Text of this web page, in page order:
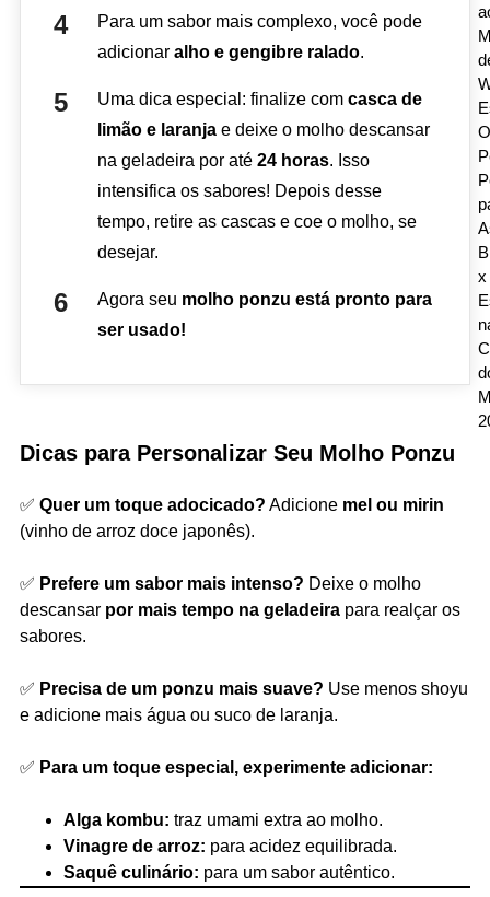
Para um sabor mais complexo, você pode
adicionar alho e gengibre ralado.
Uma dica especial: finalize com casca de
limão e laranjae deixe o molho descansar
na geladeira por até 24 horas. Isso
intensifica os sabores! Depois desse
tempo, retire as cascas e coe o molho, se
desejar.
Agora seu molho ponzu está pronto para
ser usado!
Dicas para Personalizar Seu Molho Ponzu
✅ Quer um toque adocicado? Adicione mel ou mirin
(vinho de arroz doce japonês).
✅ Prefere um sabor mais intenso? Deixe o molho
descansar por mais tempo na geladeirapara realçar os
sabores.
✅ Precisa de um ponzu mais suave? Use menos shoyu
e adicione mais água ou suco de laranja.
✅ Para um toque especial, experimente adicionar:
Alga kombu: traz umami extra ao molho.
Vinagre de arroz: para acidez equilibrada.
Saquê culinário: para um sabor autêntico.
x